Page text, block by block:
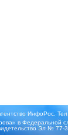
ИнфоРос.
в Федеральной
Эл № 77-